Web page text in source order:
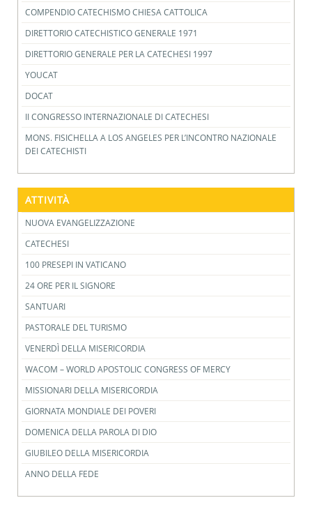
COMPENDIO CATECHISMO CHIESA CATTOLICA
DIRETTORIO CATECHISTICO GENERALE 1971
DIRETTORIO GENERALE PER LA CATECHESI 1997
YOUCAT
DOCAT
II CONGRESSO INTERNAZIONALE DI CATECHESI
MONS. FISICHELLA A LOS ANGELES PER L’INCONTRO NAZIONALE
DEI CATECHISTI
ATTIVITÀ
NUOVA EVANGELIZZAZIONE
CATECHESI
100 PRESEPI IN VATICANO
24 ORE PER IL SIGNORE
SANTUARI
PASTORALE DEL TURISMO
VENERDÌ DELLA MISERICORDIA
WACOM – WORLD APOSTOLIC CONGRESS OF MERCY
MISSIONARI DELLA MISERICORDIA
GIORNATA MONDIALE DEI POVERI
DOMENICA DELLA PAROLA DI DIO
GIUBILEO DELLA MISERICORDIA
ANNO DELLA FEDE